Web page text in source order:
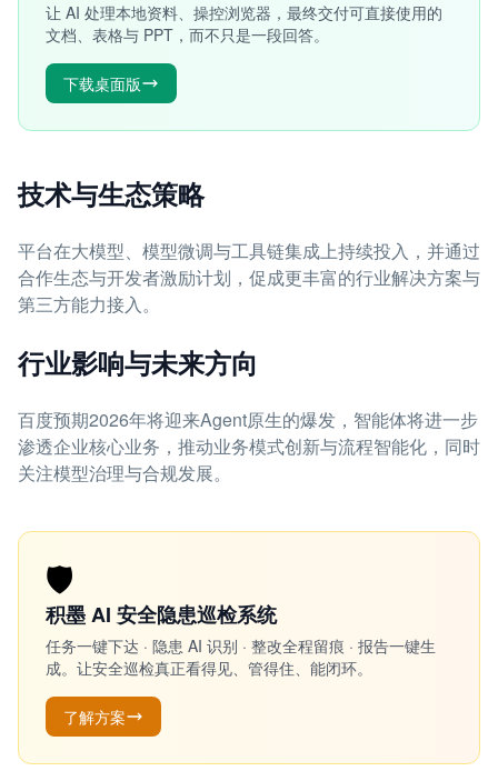
让 AI 处理本地资料、操控浏览器，最终交付可直接使用的
文档、表格与 PPT，而不只是一段回答。
下载桌面版
技术与生态策略
平台在大模型、模型微调与工具链集成上持续投入，并通过
合作生态与开发者激励计划，促成更丰富的行业解决方案与
第三方能力接入。
行业影响与未来方向
百度预期2026年将迎来Agent原生的爆发，智能体将进一步
渗透企业核心业务，推动业务模式创新与流程智能化，同时
关注模型治理与合规发展。
🛡️
积墨 AI 安全隐患巡检系统
任务一键下达 · 隐患 AI 识别 · 整改全程留痕 · 报告一键生
成。让安全巡检真正看得见、管得住、能闭环。
了解方案